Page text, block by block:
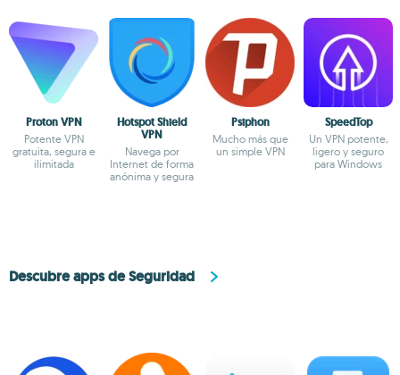
Proton VPN
Potente VPN
gratuita, segura e
ilimitada
Hotspot Shield
VPN
Navega por
Internet de forma
anónima y segura
Psiphon
Mucho más que
un simple VPN
SpeedTop
Un VPN potente,
ligero y seguro
para Windows
Descubre apps de Seguridad